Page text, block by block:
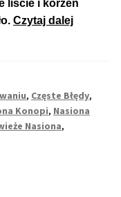
liście i korzeń
Czytaj dalej16
Nie
, Częste Błędy,
Konopi, Nasiona
Nasiona,